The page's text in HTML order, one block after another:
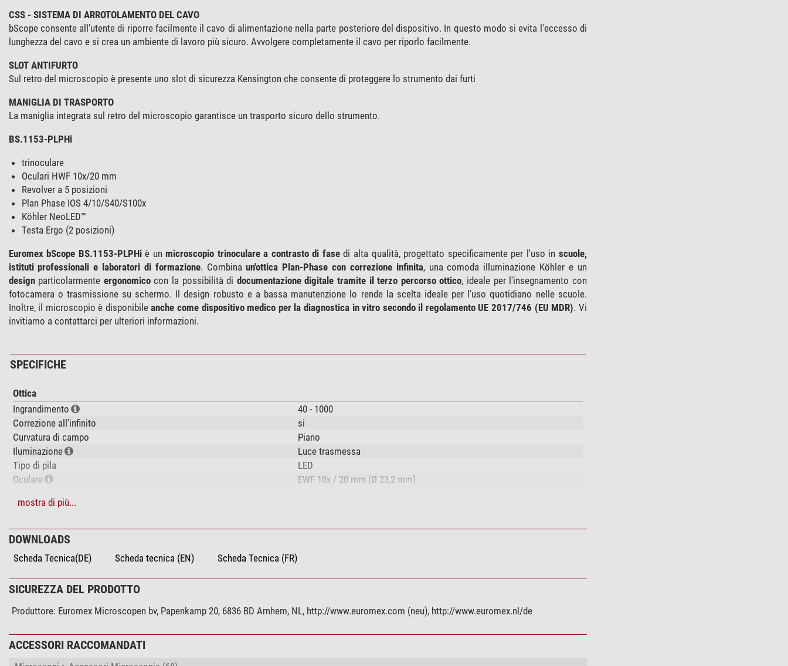
CSS - SISTEMA DI ARROTOLAMENTO DEL CAVO
bScope consente all'utente di riporre facilmente il cavo di alimentazione nella parte posteriore del dispositivo. In questo modo si evita l'eccesso di
lunghezza del cavo e si crea un ambiente di lavoro più sicuro. Avvolgere completamente il cavo per riporlo facilmente.
SLOT ANTIFURTO
Sul retro del microscopio è presente uno slot di sicurezza Kensington che consente di proteggere lo strumento dai furti
MANIGLIA DI TRASPORTO
La maniglia integrata sul retro del microscopio garantisce un trasporto sicuro dello strumento.
BS.1153-PLPHi
trinoculare
Oculari HWF 10x/20 mm
Revolver a 5 posizioni
Plan Phase IOS 4/10/S40/S100x
Köhler NeoLED™
Testa Ergo (2 posizioni)
Euromex bScope BS.1153-PLPHiè unmicroscopio trinoculare a contrasto di fasedi alta qualità, progettato specificamente per l'uso in scuole,
istituti professionali e laboratori di formazione. Combinaun'ottica Plan-Phase con correzione infinita, una comoda illuminazione Köhler e un
designparticolarmente ergonomicocon la possibilità di documentazione digitale tramite il terzo percorso ottico, ideale per l'insegnamento con
fotocamera o trasmissione su schermo. Il design robusto e a bassa manutenzione lo rende la scelta ideale per l'uso quotidiano nelle scuole.
Inoltre, il microscopio è disponibileanche come dispositivo medico per la diagnostica in vitro secondo il regolamento UE 2017/746 (EU MDR). Vi
invitiamo a contattarci per ulteriori informazioni.
SPECIFICHE
Ottica
Ingrandimento
40 - 1000
Correzione all'infinito
si
Curvatura di campo
Piano
Iluminazione
Luce trasmessa
Tipo di pila
LED
Oculare
EWF 10x / 20 mm (Ø 23,2 mm)
Obiettiva 1
Obiettivo 3
Obiettivo ad immersione
Sospensione
si
Correttore colore
Condensatore
Zernike N.A. 1.25 (Abbe 1,25 N.A. messa a fuoco regolabile con
diaframma a iride)
Sistema ottica
infinito
mostra di più...
DOWNLOADS
Scheda Tecnica(DE) Scheda tecnica (EN) Scheda Tecnica (FR)
SICUREZZA DEL PRODOTTO
Produttore: Euromex Microscopen bv, Papenkamp 20, 6836 BD Arnhem, NL, http://www.euromex.com (neu), http://www.euromex.nl/de
ACCESSORI RACCOMANDATI